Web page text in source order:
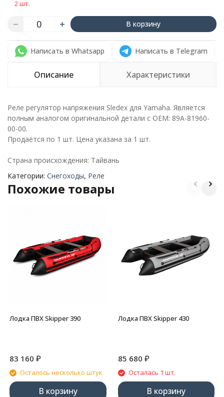
2 шт.
В корзину
Написать в Whatsapp Написать в Telegram
Описание Характеристики
Реле регулятор напряжения Sledex для Yamaha. Является
полным аналогом оригинальной детали с ОЕМ: 89A-81960-
00-00.
Продаётся по 1 шт. Цена указана за 1 шт.
Страна происхождения: Тайвань
Категории: Снегоходы, Реле
Похожие товары
Лодка ПВХ Skipper 390
83 160 ₽
Осталось несколько штук
В корзину
Лодка ПВХ Skipper 430
85 680 ₽
Осталась 1 шт.
В корзину